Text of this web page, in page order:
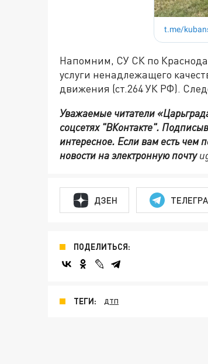
Напомним, СУ СК по
услуги ненадлежащего
движения (ст.264 УК РФ).
Уважаемые читатели
соцсетях"ВКонтакте".
интересное. Если вам есть чем
новости на электронную почту
ДЗЕН
ПОДЕЛИТЬСЯ:
ТЕГИ: ДТП